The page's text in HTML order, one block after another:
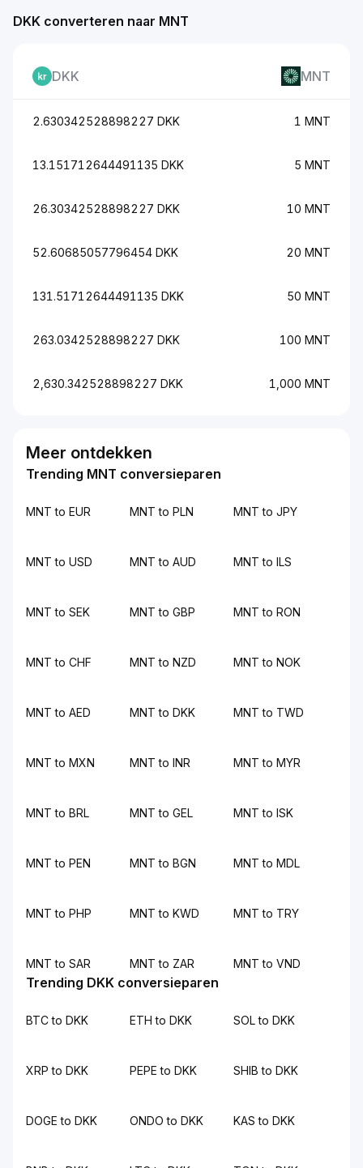
DKK converteren naar MNT
DKK MNT
2.630342528898227 DKK 1 MNT
13.151712644491135 DKK 5 MNT
26.30342528898227 DKK 10 MNT
52.60685057796454 DKK 20 MNT
131.51712644491135 DKK 50 MNT
263.0342528898227 DKK 100 MNT
2,630.342528898227 DKK 1,000 MNT
Meer ontdekken
Trending MNT conversieparen
MNT to EUR MNT to PLN MNT to JPY
MNT to USD MNT to AUD MNT to ILS
MNT to SEK MNT to GBP MNT to RON
MNT to CHF MNT to NZD MNT to NOK
MNT to AED MNT to DKK MNT to TWD
MNT to MXN MNT to INR MNT to MYR
MNT to BRL MNT to GEL MNT to ISK
MNT to PEN MNT to BGN MNT to MDL
MNT to PHP MNT to KWD MNT to TRY
MNT to SAR MNT to ZAR MNT to VND
Trending DKK conversieparen
BTC to DKK ETH to DKK SOL to DKK
XRP to DKK PEPE to DKK SHIB to DKK
DOGE to DKK ONDO to DKK KAS to DKK